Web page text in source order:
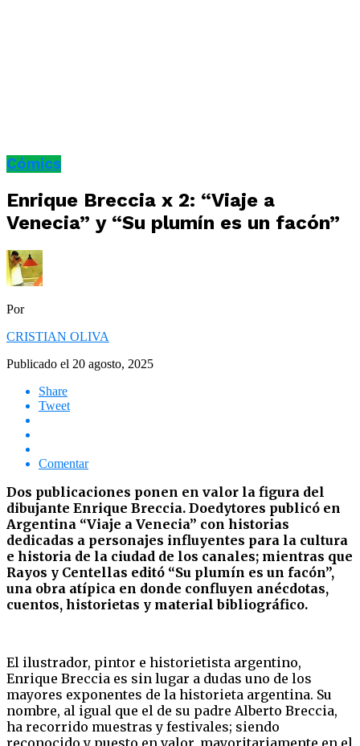
Cómics
Enrique Breccia x 2: “Viaje a
Venecia” y “Su plumín es un facón”
Por
CRISTIAN OLIVA
Publicado el 20 agosto, 2025
Share
Tweet
Comentar
Dos publicaciones ponen en valor la figura del
dibujante Enrique Breccia. Doedytores publicó en
Argentina “Viaje a Venecia” con historias
dedicadas a personajes influyentes para la cultura
e historia de la ciudad de los canales; mientras que
Rayos y Centellas editó “Su plumín es un facón”,
una obra atípica en donde confluyen anécdotas,
cuentos, historietas y material bibliográfico.
El ilustrador, pintor e historietista argentino,
Enrique Breccia es sin lugar a dudas uno de los
mayores exponentes de la historieta argentina. Su
nombre, al igual que el de su padre Alberto Breccia,
ha recorrido muestras y festivales; siendo
reconocido y puesto en valor, mayoritariamente en el